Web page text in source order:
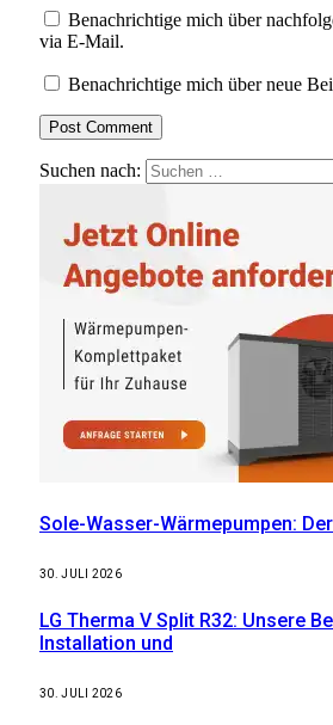
Benachrichtige mich über
via E-Mail.
Benachrichtige mich über neue
Suchen nach:
Sole-Wasser-Wärmepumpen:
30. JULI 2026
LG Therma V Split R32: Unsere
Installation und
30. JULI 2026